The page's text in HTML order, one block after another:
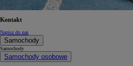
Kontakt
Napisz do nas
Samochody
Samochody
Samochody osobowe